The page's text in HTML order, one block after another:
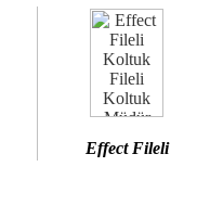
Effect Fileli